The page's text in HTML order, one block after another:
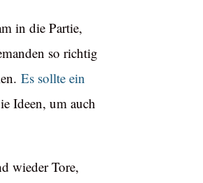
in die Partie,
so richtig
Es sollte ein
Ideen, um auch
wieder Tore,